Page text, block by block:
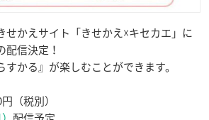
せかえサイト「きせかえ☓キセカエ」に
配信決定！
かる』が楽しむことができます。
（税別）